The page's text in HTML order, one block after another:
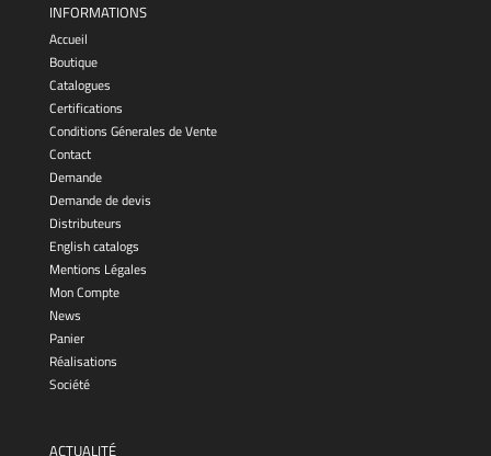
INFORMATIONS
Accueil
Boutique
Catalogues
Certifications
Conditions Génerales de Vente
Contact
Demande
Demande de devis
Distributeurs
English catalogs
Mentions Légales
Mon Compte
News
Panier
Réalisations
Société
ACTUALITÉ